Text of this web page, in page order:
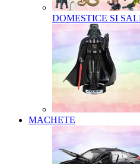
DOMESTICE SI
MACHETE